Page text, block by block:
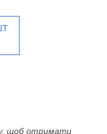
щоб отримати